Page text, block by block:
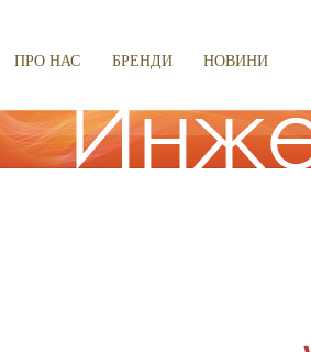
ПРО НАС БРЕНДИ НОВИНИ